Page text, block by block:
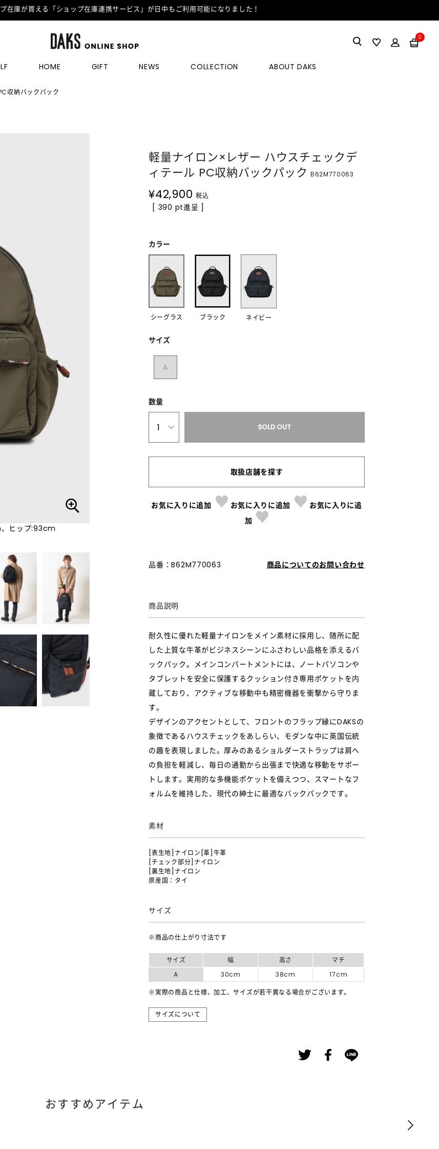
在庫が買える「ショップ在庫連携サービス」が日中もご利用可能になりました！
0
HOME GIFT NEWS COLLECTION ABOUT DAKS
収納バックパック
ヒップ:93cm
軽量ナイロン×レザー ハウスチェックデ
ィテール PC収納バックパック B62M770063
¥42,900 税込
[ 390 pt進呈 ]
カラー
シーグラス ブラック ネイビー
サイズ
A
数量
1 SOLD OUT
取扱店舗を探す
お気に入りに追加 お気に入りに追加
お気に入りに追
加
品番：B62M770063 商品についてのお問い合わせ
商品説明
耐久性に優れた軽量ナイロンをメイン素材に採用し、随所に配
した上質な牛革がビジネスシーンにふさわしい品格を添えるバ
ックパック。メインコンパートメントには、ノートパソコンや
タブレットを安全に保護するクッション付き専用ポケットを内
蔵しており、アクティブな移動中も精密機器を衝撃から守りま
す。
デザインのアクセントとして、フロントのフラップ縁にDAKSの
象徴であるハウスチェックをあしらい、モダンな中に英国伝統
の趣を表現しました。厚みのあるショルダーストラップは肩へ
の負担を軽減し、毎日の通勤から出張まで快適な移動をサポー
トします。実用的な多機能ポケットを備えつつ、スマートなフ
ォルムを維持した、現代の紳士に最適なバックパックです。
素材
[表生地]ナイロン[革]牛革
[チェック部分]ナイロン
[裏生地]ナイロン
原産国：タイ
サイズ
※商品の仕上がり寸法です
サイズ 幅 高さ
マチ
A
30cm 38cm 17cm
※実際の商品と仕様、加工、サイズが若干異なる場合がございます。
サイズについて
おすすめアイテム